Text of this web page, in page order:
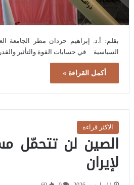
بقلم: أ.د. إبراهيم حردان مطر الجامعة
السياسية في حسابات القوة والتأثير
أكمل القراءة »
الاكثر قراءة
الصين لن تتحمّل
لإيران